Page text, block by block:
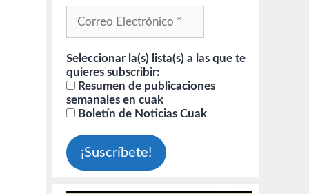
Seleccionar la(s) lista(s) a las que te
quieres subscribir:
Resumen de publicaciones
semanales en cuak
Boletín de Noticias Cuak